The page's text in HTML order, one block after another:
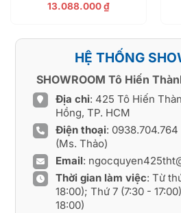
13.088.000₫
HỆ THỐNG
SHOWROOM Tô Hiến
Địa chỉ: 425 Tô Hiến
Hồng, TP. HCM
Điện thoại: 0938.704.764
(Ms. Thảo)
Email:
Thời gian làm việc: Từ
18:00); Thứ 7 (7:30 -
18:00)